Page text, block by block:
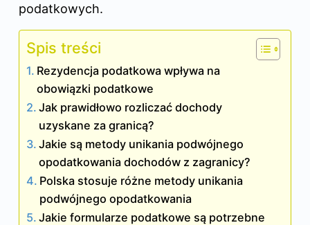
podatkowych.
Spis treści
Rezydencja podatkowa wpływa na
obowiązki podatkowe
Jak prawidłowo rozliczać dochody
uzyskane za granicą?
Jakie są metody unikania podwójnego
opodatkowania dochodów z zagranicy?
Polska stosuje różne metody unikania
podwójnego opodatkowania
Jakie formularze podatkowe są potrzebne